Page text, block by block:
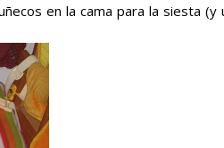
en la cama para la siesta (y